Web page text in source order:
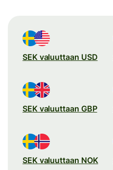
SEK valuuttaan USD
SEK valuuttaan GBP
SEK valuuttaan NOK